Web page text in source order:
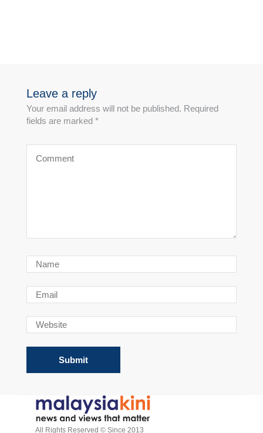
Leave a reply
Your email address will not be published. Required
fields are marked *
All Rights Reserved © Since 2013